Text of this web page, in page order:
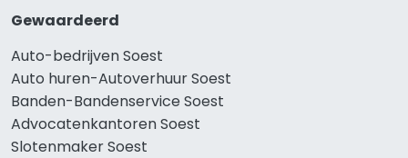
Gewaardeerd
Auto-bedrijven Soest
Auto huren-Autoverhuur Soest
Banden-Bandenservice Soest
Advocatenkantoren Soest
Slotenmaker Soest